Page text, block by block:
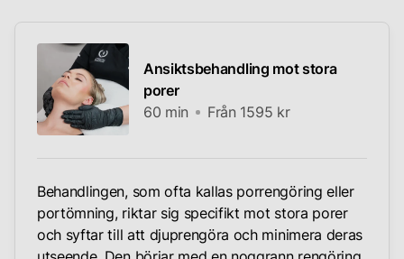
Ansiktsbehandling mot stora
porer
60 min
Från 1595 kr
Behandlingen, som ofta kallas porrengöring eller
portömning, riktar sig specifikt mot stora porer
och syftar till att djuprengöra och minimera deras